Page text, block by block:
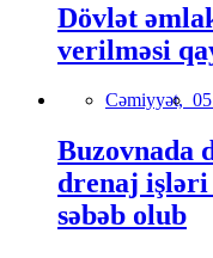
Dövlət
verilməsi
Cəmiyyət,
Buzovnada
drenaj işləri
səbəb olub